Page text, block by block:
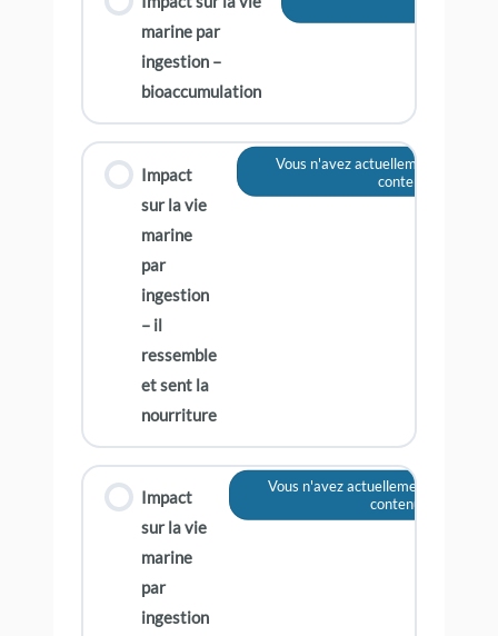
marine par
ingestion –
bioaccumulation
Impact
sur la vie
marine
par
ingestion
– il
ressemble
et sent la
nourriture
Vous n'avez actuellement pas
contenu
Impact
sur la vie
marine
par
ingestion
Vous n'avez actuellement pas accès
contenu